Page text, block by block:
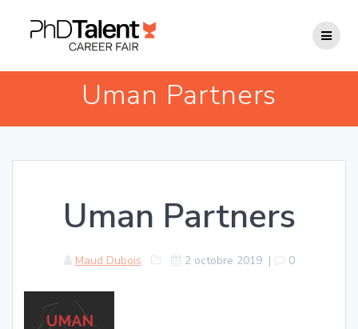
Uman Partners
Uman Partners
Maud Dubois 2 octobre 2019| 0